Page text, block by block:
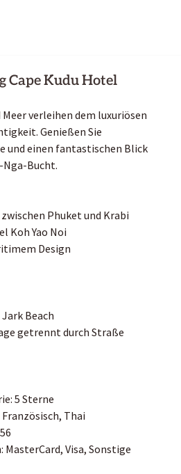
Cape Kudu Hotel
Meer verleihen dem luxuriösen
Genießen Sie
und einen fantastischen Blick
Nga-Bucht.
Phuket und Krabi
Koh Yao Noi
Design
Beach
getrennt durch Straße
5 Sterne
Thai
Visa, Sonstige